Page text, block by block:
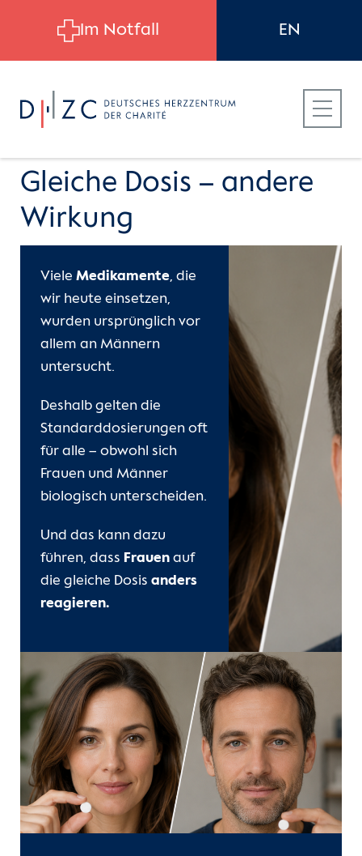
Für Zuweiser:innen
Für Bewerber:innen
Einheiten
Für Patient:innen
Karriere
Herzatlas
Forschung
Über uns
Kontakt
Internationale Patienten
Einblicke
Gleiche Dosis – andere
Wirkung
Viele Medikamente, die
wir heute einsetzen,
wurden ursprünglich vor
allem an Männern
untersucht.
Deshalb gelten die
Standarddosierungen oft
für alle – obwohl sich
Frauen und Männer
biologisch unterscheiden.
Und das kann dazu
führen, dass Frauen auf
die gleiche Dosis anders
reagieren.
Im Notfall EN